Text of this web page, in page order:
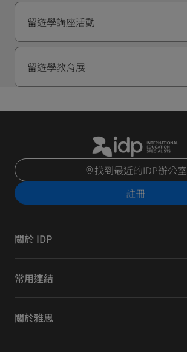
留遊學講座活動
留遊學教育展
找到最近的IDP辦公室
註冊
關於 IDP
常用連結
關於雅思